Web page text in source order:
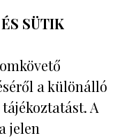
SÜTIK
a különálló
A
jelen